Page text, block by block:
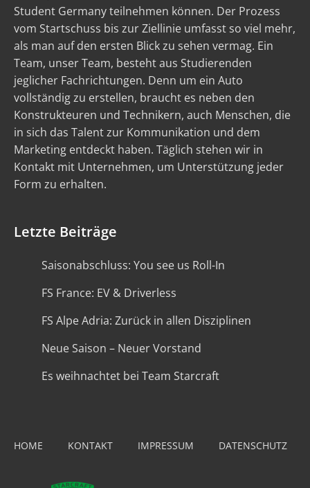
Student Germany teilnehmen können. Der Prozess
vom Startschuss bis zur Ziellinie umfasst so viel mehr,
als man auf den ersten Blick zu sehen vermag. Ein
Team, unser Team, besteht aus Studierenden
jeglicher Fachrichtungen. Denn um ein Auto
vollständig zu erstellen, braucht es neben den
Konstrukteuren und Technikern, auch Menschen, die
in sich das Talent zur Kommunikation und dem
Marketing entdeckt haben. Täglich stehen wir in
Kontakt mit Unternehmen, um Unterstützung jeder
Form zu erhalten.
Letzte Beiträge
Saisonabschluss: You see us Roll-In
FS France: EV & Driverless
FS Alpe Adria: Zurück in allen Disziplinen
Neue Saison – Neuer Vorstand
Es weihnachtet bei Team Starcraft
HOME KONTAKT IMPRESSUM DATENSCHUTZ